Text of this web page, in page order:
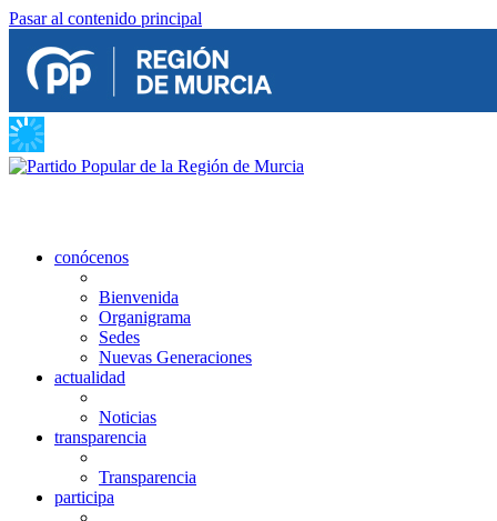
Pasar al contenido principal
conócenos
Bienvenida
Organigrama
Sedes
Nuevas Generaciones
actualidad
Noticias
transparencia
Transparencia
participa